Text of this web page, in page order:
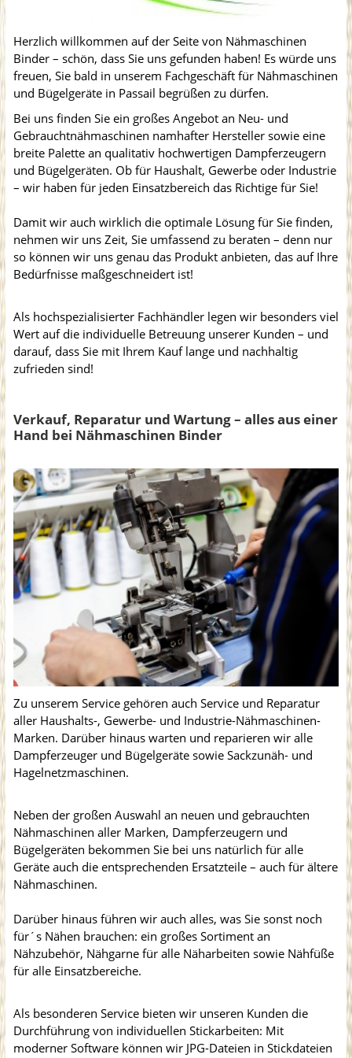
Herzlich willkommen auf der Seite von Nähmaschinen
Binder – schön, dass Sie uns gefunden haben! Es würde uns
freuen, Sie bald in unserem Fachgeschäft für Nähmaschinen
und Bügelgeräte in Passail begrüßen zu dürfen.
Bei uns finden Sie ein großes Angebot an Neu- und
Gebrauchtnähmaschinen namhafter Hersteller sowie eine
breite Palette an qualitativ hochwertigen Dampferzeugern
und Bügelgeräten. Ob für Haushalt, Gewerbe oder Industrie
– wir haben für jeden Einsatzbereich das Richtige für Sie!
Damit wir auch wirklich die optimale Lösung für Sie finden,
nehmen wir uns Zeit, Sie umfassend zu beraten – denn nur
so können wir uns genau das Produkt anbieten, das auf Ihre
Bedürfnisse maßgeschneidert ist!
Als hochspezialisierter Fachhändler legen wir besonders viel
Wert auf die individuelle Betreuung unserer Kunden – und
darauf, dass Sie mit Ihrem Kauf lange und nachhaltig
zufrieden sind!
Verkauf, Reparatur und Wartung – alles aus einer
Hand bei Nähmaschinen Binder
Zu unserem Service gehören auch Service und Reparatur
aller Haushalts-, Gewerbe- und Industrie-Nähmaschinen-
Marken. Darüber hinaus warten und reparieren wir alle
Dampferzeuger und Bügelgeräte sowie Sackzunäh- und
Hagelnetzmaschinen.
Neben der großen Auswahl an neuen und gebrauchten
Nähmaschinen aller Marken, Dampferzeugern und
Bügelgeräten bekommen Sie bei uns natürlich für alle
Geräte auch die entsprechenden Ersatzteile – auch für ältere
Nähmaschinen.
Darüber hinaus führen wir auch alles, was Sie sonst noch
für´s Nähen brauchen: ein großes Sortiment an
Nähzubehör, Nähgarne für alle Näharbeiten sowie Nähfüße
für alle Einsatzbereiche.
Als besonderen Service bieten wir unseren Kunden die
Durchführung von individuellen Stickarbeiten: Mit
moderner Software können wir JPG-Dateien in Stickdateien